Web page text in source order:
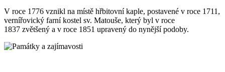
V roce 1776 vznikl na místě hřbitovní kaple, postavené v roce 1711,
vernířovický farní kostel sv. Matouše, který byl v roce
1837 zvětšený a v roce 1851 upravený do nynější podoby.